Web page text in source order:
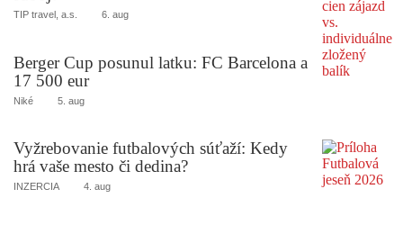
TIP travel, a.s. 6. aug
Berger Cup posunul latku: FC Barcelona a
17 500 eur
Niké 5. aug
Vyžrebovanie futbalových súťaží: Kedy
hrá vaše mesto či dedina?
INZERCIA 4. aug